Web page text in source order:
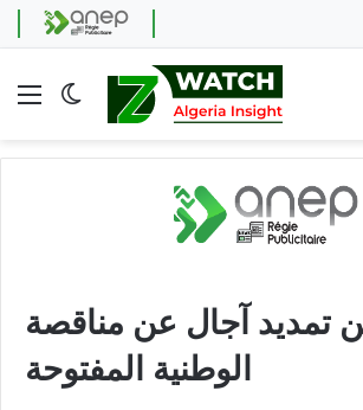
Menu Switch skin
تمديد آجال عن مناقصة
الوطنية المفتوحة